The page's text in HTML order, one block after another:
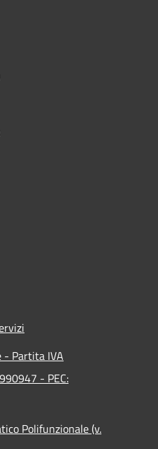
- Partita IVA
- PEC:
Polifunzionale (v.